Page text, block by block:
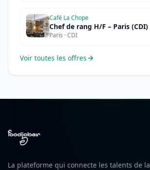
Café La Chope
Chef de rang H/F – Paris (CDI)
Paris · CDI
Voir toutes les offres
La plateforme qui connecte les talents de la